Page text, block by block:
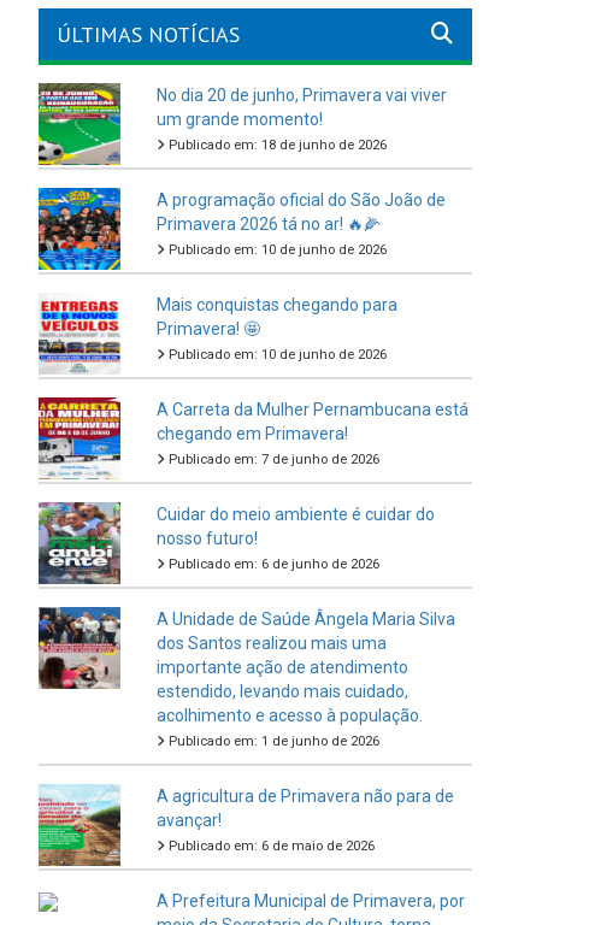
ÚLTIMAS NOTÍCIAS
No dia 20 de junho, Primavera vai viver
um grande momento!
Publicado em: 18 de junho de 2026
A programação oficial do São João de
Primavera 2026 tá no ar! 🔥🌽
Publicado em: 10 de junho de 2026
Mais conquistas chegando para
Primavera! 🤩
Publicado em: 10 de junho de 2026
A Carreta da Mulher Pernambucana está
chegando em Primavera!
Publicado em: 7 de junho de 2026
Cuidar do meio ambiente é cuidar do
nosso futuro!
Publicado em: 6 de junho de 2026
A Unidade de Saúde Ângela Maria Silva
dos Santos realizou mais uma
importante ação de atendimento
estendido, levando mais cuidado,
acolhimento e acesso à população.
Publicado em: 1 de junho de 2026
A agricultura de Primavera não para de
avançar!
Publicado em: 6 de maio de 2026
A Prefeitura Municipal de Primavera, por